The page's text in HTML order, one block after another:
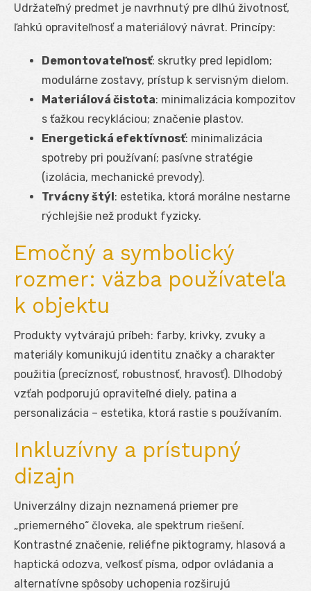
Udržateľný predmet je navrhnutý pre dlhú životnosť,
ľahkú opraviteľnosť a materiálový návrat. Princípy:
Demontovateľnosť: skrutky pred lepidlom;
modulárne zostavy, prístup k servisným dielom.
Materiálová čistota: minimalizácia kompozitov
s ťažkou recykláciou; značenie plastov.
Energetická efektívnosť: minimalizácia
spotreby pri používaní; pasívne stratégie
(izolácia, mechanické prevody).
Trvácny štýl: estetika, ktorá morálne nestarne
rýchlejšie než produkt fyzicky.
Emočný a symbolický
rozmer: väzba používateľa
k objektu
Produkty vytvárajú príbeh: farby, krivky, zvuky a
materiály komunikujú identitu značky a charakter
použitia (precíznosť, robustnosť, hravosť). Dlhodobý
vzťah podporujú opraviteľné diely, patina a
personalizácia – estetika, ktorá rastie s používaním.
Inkluzívny a prístupný
dizajn
Univerzálny dizajn neznamená priemer pre
„priemerného“ človeka, ale spektrum riešení.
Kontrastné značenie, reliéfne piktogramy, hlasová a
haptická odozva, veľkosť písma, odpor ovládania a
alternatívne spôsoby uchopenia rozširujú